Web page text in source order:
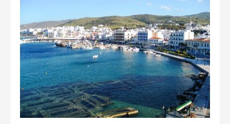
GALLERY
CONTACT